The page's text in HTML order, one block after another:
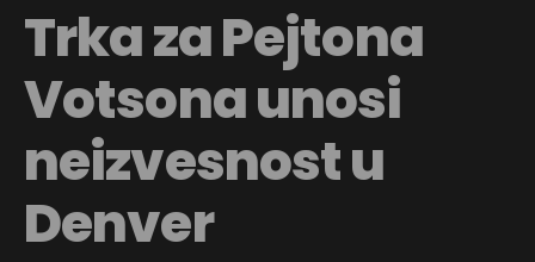
Trka za Pejtona
Votsona unosi
neizvesnost u
Denver